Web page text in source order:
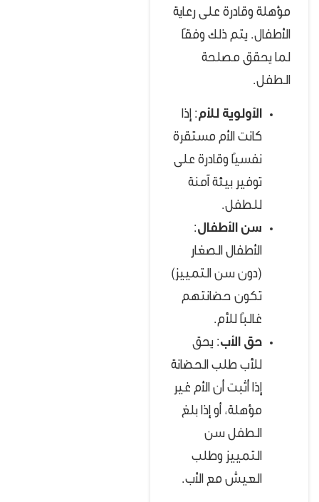
مؤهلة وقادرة على رعاية
الأطفال. يتم ذلك وفقًا
لما يحقق مصلحة
الطفل.
الأولوية للأم: إذا
كانت الأم مستقرة
نفسيًا وقادرة على
توفير بيئة آمنة
للطفل.
سن الأطفال:
الأطفال الصغار
(دون سن التمييز)
تكون حضانتهم
غالبًا للأم.
حق الأب: يحق
للأب طلب الحضانة
إذا أثبت أن الأم غير
مؤهلة، أو إذا بلغ
الطفل سن
التمييز وطلب
العيش مع الأب.